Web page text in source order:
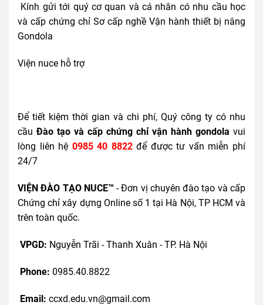
Kính gửi tới quý cơ quan và cá nhân có nhu cầu học
và cấp chứng chỉ Sơ cấp nghề Vận hành thiết bị nâng
Gondola
Viện nuce hỗ trợ
Để tiết kiệm thời gian và chi phí, Quý công ty có nhu
cầuĐào tạo và cấp chứng chỉ vận hành gondola vui
lòng liên hệ 0985 40 8822để được tư vấn miễn phí
24/7
VIỆN ĐÀO TẠO NUCE™ - Đơn vị chuyên đào tạo và cấp
Chứng chỉ xây dựng Online số 1 tại Hà Nội, TP HCM và
trên toàn quốc.
VPGD: Nguyễn Trãi - Thanh Xuân - TP. Hà Nội
Phone: 0985.40.8822
Email: ccxd.edu.vn@gmail.com